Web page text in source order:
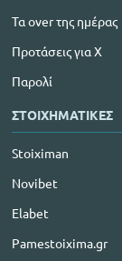
Τα over της ημέρας
Προτάσεις για Χ
Παρολί
ΣΤΟΙΧΗΜΑΤΙΚΕΣ
Stoiximan
Novibet
Elabet
Pamestoixima.gr